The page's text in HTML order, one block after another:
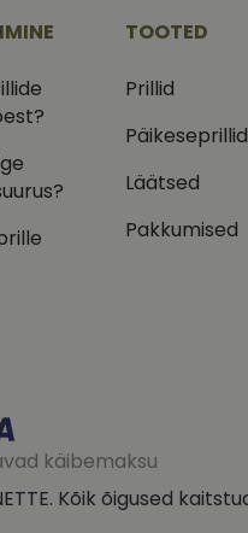
TOOTED
Prillid
Päikeseprillid
Läätsed
Pakkumised
käibemaksu
Kõik õigused
_ga_VQ82NFQ41G
__kla_id
test_cookie
_fbp